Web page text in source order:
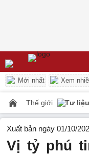
Mới nhất Xem
Thế giới Tư liệu
Xuất bản ngày 01/10/
Vị tỷ phú